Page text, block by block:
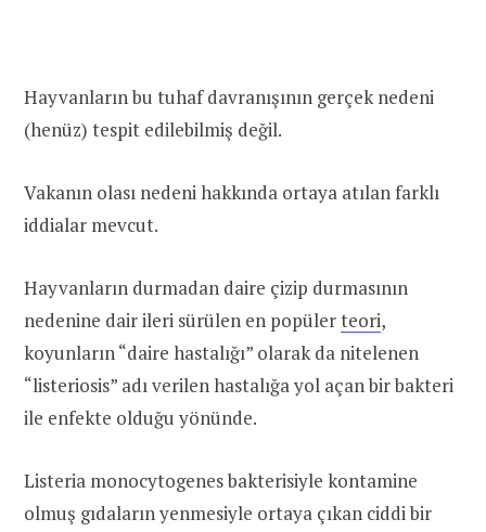
Hayvanların bu tuhaf davranışının gerçek nedeni
(henüz) tespit edilebilmiş değil.
Vakanın olası nedeni hakkında ortaya atılan farklı
iddialar mevcut.
Hayvanların durmadan daire çizip durmasının
nedenine dair ileri sürülen en popülerteori,
koyunların “daire hastalığı” olarak da nitelenen
“listeriosis” adı verilen hastalığa yol açan bir bakteri
ile enfekte olduğu yönünde.
Listeria monocytogenes bakterisiyle kontamine
olmuş gıdaların yenmesiyle ortaya çıkan ciddi bir